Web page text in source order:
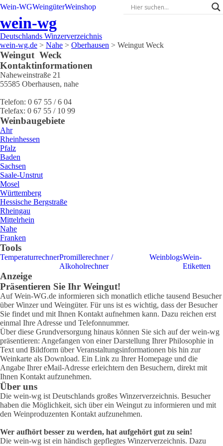
Wein-WGWeingüterWeinshop
wein-wg
Deutschlands Winzerverzeichnis
wein-wg.de > Nahe > Oberhausen > Weingut Weck
Weingut Weck
Kontaktinformationen
Naheweinstraße 21
55585 Oberhausen, nahe
Telefon: 0 67 55 / 6 04
Telefax: 0 67 55 / 10 99
Weinbaugebiete
Ahr
Rheinhessen
Pfalz
Baden
Sachsen
Saale-Unstrut
Mosel
Württemberg
Hessische Bergstraße
Rheingau
Mittelrhein
Nahe
Franken
Tools
TemperaturrechnerPromillerechner /
Alkoholrechner
WeinblogsWein-
Etiketten
Anzeige
Präsentieren Sie Ihr Weingut!
Auf Wein-WG.de informieren sich monatlich etliche tausend Besucher
über Winzer und Weingüter. Für uns ist es wichtig, dass der Besucher
Sie findet und mit Ihnen Kontakt aufnehmen kann. Dazu reichen erst
einmal Ihre Adresse und Telefonnummer.
Über diese Grundversorgung hinaus können Sie sich auf der wein-wg
präsentieren: Angefangen von einer Darstellung Ihrer Philosophie in
Text und Bildform über Veranstaltungsinformationen bis hin zur
Weinkarte als Download. Ein Link zu Ihrer Homepage und die
Angabe Ihrer eMail-Adresse erleichtern den Besuchern, direkt mit
Ihnen Kontakt aufzunehmen.
Über uns
Die wein-wg ist Deutschlands großes Winzerverzeichnis. Besucher
haben die Möglichkeit, sich über ein Weingut zu informieren und mit
den Weinproduzenten Kontakt aufzunehmen.
Wer aufhört besser zu werden, hat aufgehört gut zu sein!
Die wein-wg ist ein händisch gepflegtes Winzerverzeichnis. Dazu